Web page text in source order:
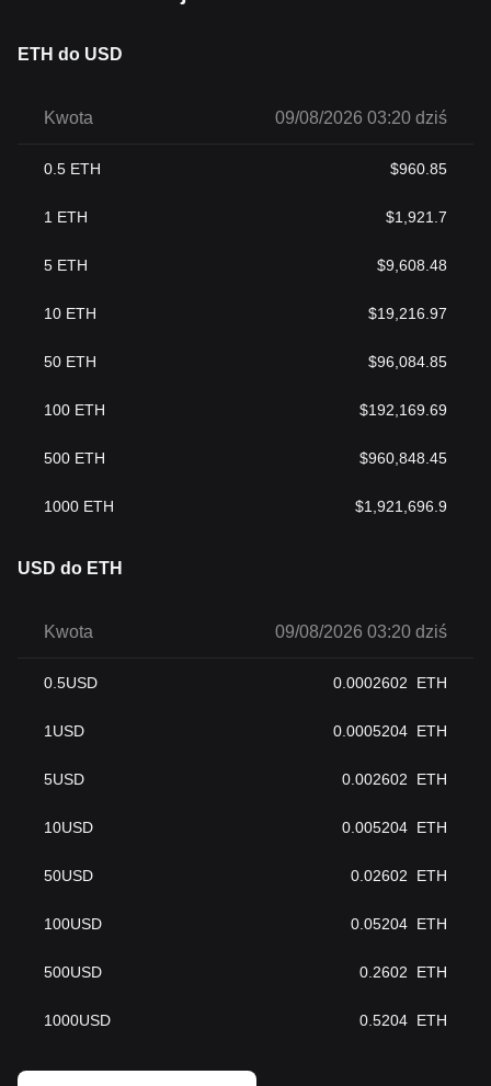
ETH do USD
Kwota 09/08/2026 03:20 dziś
0.5 ETH $960.85
1 ETH $1,921.7
5 ETH $9,608.48
10 ETH $19,216.97
50 ETH $96,084.85
100 ETH $192,169.69
500 ETH $960,848.45
1000 ETH $1,921,696.9
USD do ETH
Kwota 09/08/2026 03:20 dziś
0.5USD 0.0002602 ETH
1 USD 0.0005204 ETH
5USD 0.002602 ETH
10USD 0.005204 ETH
50USD 0.02602 ETH
100USD 0.05204 ETH
500USD 0.2602 ETH
1000USD 0.5204 ETH